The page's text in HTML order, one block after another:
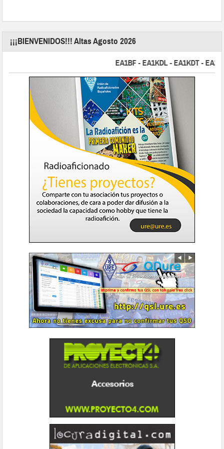
¡¡¡BIENVENIDOS!!! Altas Agosto 2026
EA1BF - EA1KDL - EA1KDT -